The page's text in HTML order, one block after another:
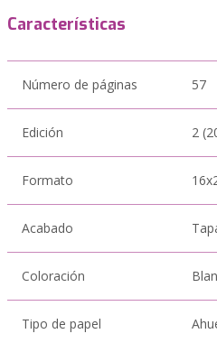
Características
Número de páginas 57
Edición 2
Formato
Acabado
Coloración
Tipo de papel